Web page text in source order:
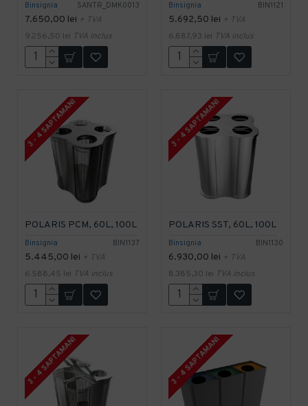
Binsignia SANTR_DMK0013
7.650,00 lei + TVA
9.256,50 lei TVA inclus
Binsignia BIN1121
5.692,50 lei + TVA
6.887,93 lei TVA inclus
3 - 4 SAPTAMANI
Binsignia BIN1137
POLARIS PCM, 60L, 100L
5.445,00 lei + TVA
6.588,45 lei TVA inclus
3 - 4 SAPTAMANI
Binsignia BIN1130
POLARIS SST, 60L, 100L
6.930,00 lei + TVA
8.385,30 lei TVA inclus
3 - 4 SAPTAMANI 3 - 4 SAPTAMANI